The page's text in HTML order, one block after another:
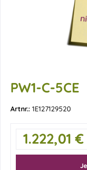
PW1-C-5CE
Artnr.: 1E127129520
1.222,01